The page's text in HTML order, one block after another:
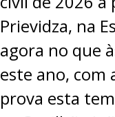
Prievidza, na
agora no que
este ano, com
prova esta